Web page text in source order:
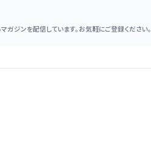
ジンを配信しています。お気軽にご登録ください。